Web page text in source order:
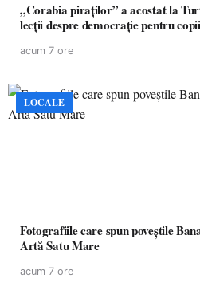
„Corabia piraților” a acostat la
lecții despre democrație pentru
acum 7 ore
LOCALE
Fotografiile care spun poveștile
Artă Satu Mare
acum 7 ore